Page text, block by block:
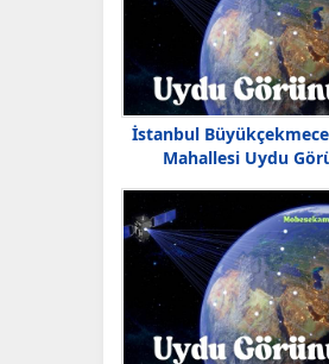
İstanbul
Mahallesi Uydu